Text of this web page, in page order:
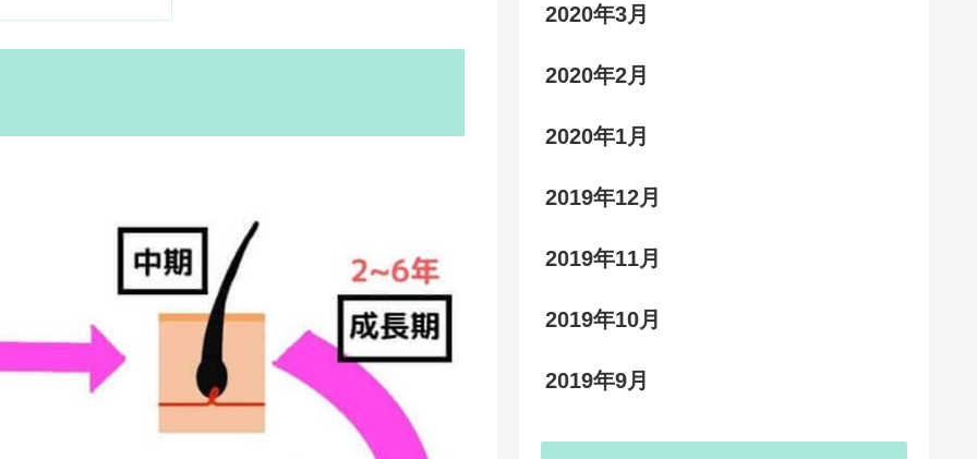
2020年3月
2020年2月
2020年1月
2019年12月
2019年11月
2019年10月
2019年9月